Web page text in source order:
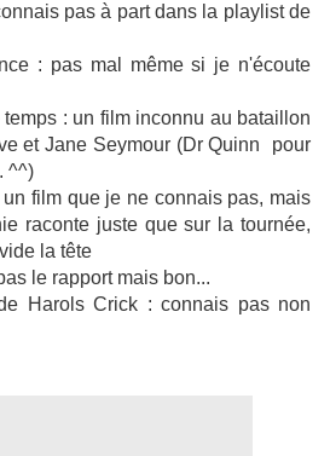
pas à part dans la playlist de
: pas mal même si je n'écoute
: un film inconnu au bataillon
et Jane Seymour (Dr Quinn pour
^^)
film que je ne connais pas, mais
raconte juste que sur la tournée,
la tête
le rapport mais bon...
Harols Crick : connais pas non